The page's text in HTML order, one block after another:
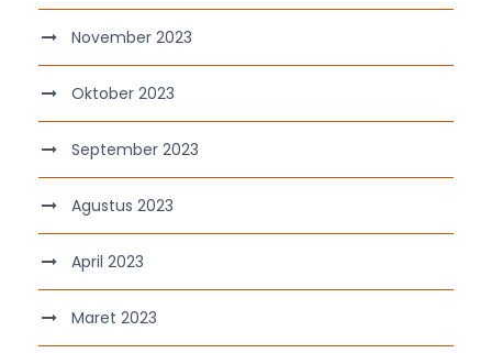
November 2023
Oktober 2023
September 2023
Agustus 2023
April 2023
Maret 2023